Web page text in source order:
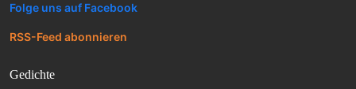
Folge uns auf Facebook
RSS-Feed abonnieren
Gedichte